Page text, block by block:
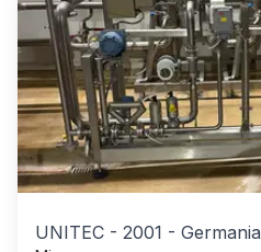
UNITEC - 2001 - Germania